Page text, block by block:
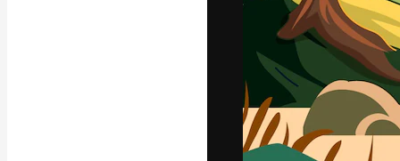
Copyright © 2010-